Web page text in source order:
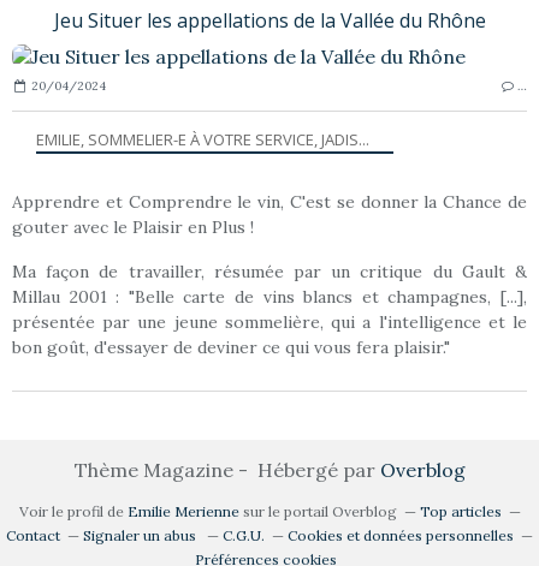
Jeu Situer les appellations de la Vallée du Rhône
20/04/2024
EMILIE, SOMMELIER-E À VOTRE SERVICE, JADIS...
Apprendre et Comprendre le vin, C'est se donner la Chance de
gouter avec le Plaisir en Plus !
Ma façon de travailler, résumée par un critique du Gault &
Millau 2001 : "Belle carte de vins blancs et champagnes, [...],
présentée par une jeune sommelière, qui a l'intelligence et le
bon goût, d'essayer de deviner ce qui vous fera plaisir."
Thème Magazine - Hébergé par Overblog
Voir le profil de Emilie Meriennesur le portail Overblog
Top articles
Contact
Signaler un abus C.G.U.
Cookies et données personnelles
Préférences cookies